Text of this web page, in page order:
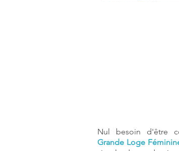
Nul besoin d'être
Grande Loge